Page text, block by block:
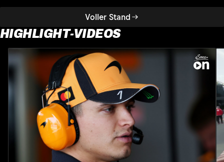
Voller Stand
HIGHLIGHT-VIDEOS